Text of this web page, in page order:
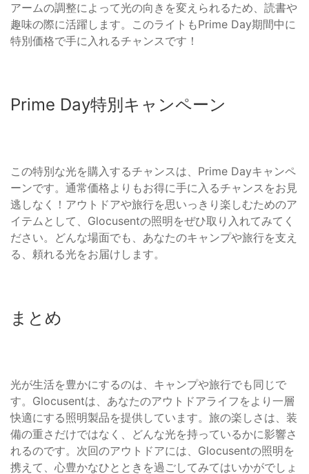
アームの調整によって光の向きを変えられるため、読書や
趣味の際に活躍します。このライトもPrime Day期間中に
特別価格で手に入れるチャンスです！
Prime Day特別キャンペーン
この特別な光を購入するチャンスは、Prime Dayキャンペ
ーンです。通常価格よりもお得に手に入るチャンスをお見
逃しなく！アウトドアや旅行を思いっきり楽しむためのア
イテムとして、Glocusentの照明をぜひ取り入れてみてく
ださい。どんな場面でも、あなたのキャンプや旅行を支え
る、頼れる光をお届けします。
まとめ
光が生活を豊かにするのは、キャンプや旅行でも同じで
す。Glocusentは、あなたのアウトドアライフをより一層
快適にする照明製品を提供しています。旅の楽しさは、装
備の重さだけではなく、どんな光を持っているかに影響さ
れるのです。次回のアウトドアには、Glocusentの照明を
携えて、心豊かなひとときを過ごしてみてはいかがでしょ